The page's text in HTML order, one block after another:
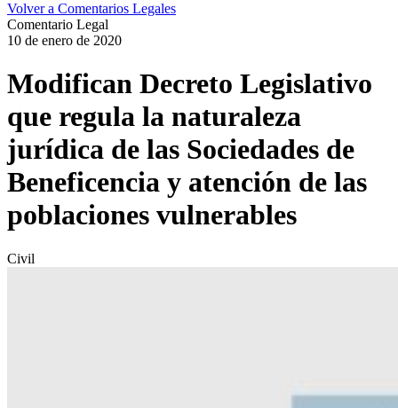
Volver a Comentarios Legales
Comentario Legal
10 de enero de 2020
Modifican Decreto Legislativo
que regula la naturaleza
jurídica de las Sociedades de
Beneficencia y atención de las
poblaciones vulnerables
Civil